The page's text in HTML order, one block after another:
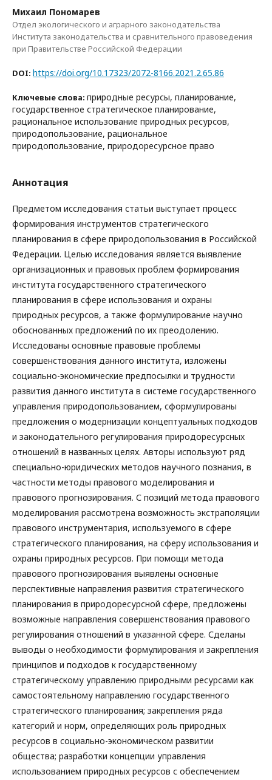
Михаил Пономарев
Отдел экологического и аграрного законодательства
Института законодательства и сравнительного правоведения
при Правительстве Российской Федерации
DOI: https://doi.org/10.17323/2072-8166.2021.2.65.86
Ключевые слова: природные ресурсы, планирование,
государственное стратегическое планирование,
рациональное использование природных ресурсов,
природопользование, рациональное
природопользование, природоресурсное право
Аннотация
Предметом исследования статьи выступает процесс
формирования инструментов стратегического
планирования в сфере природопользования в Российской
Федерации. Целью исследования является выявление
организационных и правовых проблем формирования
института государственного стратегического
планирования в сфере использования и охраны
природных ресурсов, а также формулирование научно
обоснованных предложений по их преодолению.
Исследованы основные правовые проблемы
совершенствования данного института, изложены
социально-экономические предпосылки и трудности
развития данного института в системе государственного
управления природопользованием, сформулированы
предложения о модернизации концептуальных подходов
и законодательного регулирования природоресурсных
отношений в названных целях. Авторы используют ряд
специально-юридических методов научного познания, в
частности методы правового моделирования и
правового прогнозирования. С позиций метода правового
моделирования рассмотрена возможность экстраполяции
правового инструментария, используемого в сфере
стратегического планирования, на сферу использования и
охраны природных ресурсов. При помощи метода
правового прогнозирования выявлены основные
перспективные направления развития стратегического
планирования в природоресурсной сфере, предложены
возможные направления совершенствования правового
регулирования отношений в указанной сфере. Сделаны
выводы о необходимости формулирования и закрепления
принципов и подходов к государственному
стратегическому управлению природными ресурсами как
самостоятельному направлению государственного
стратегического планирования; закрепления ряда
категорий и норм, определяющих роль природных
ресурсов в социально-экономическом развитии
общества; разработки концепции управления
использованием природных ресурсов с обеспечением